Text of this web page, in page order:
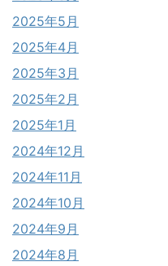
2025年5月
2025年4月
2025年3月
2025年2月
2025年1月
2024年12月
2024年11月
2024年10月
2024年9月
2024年8月